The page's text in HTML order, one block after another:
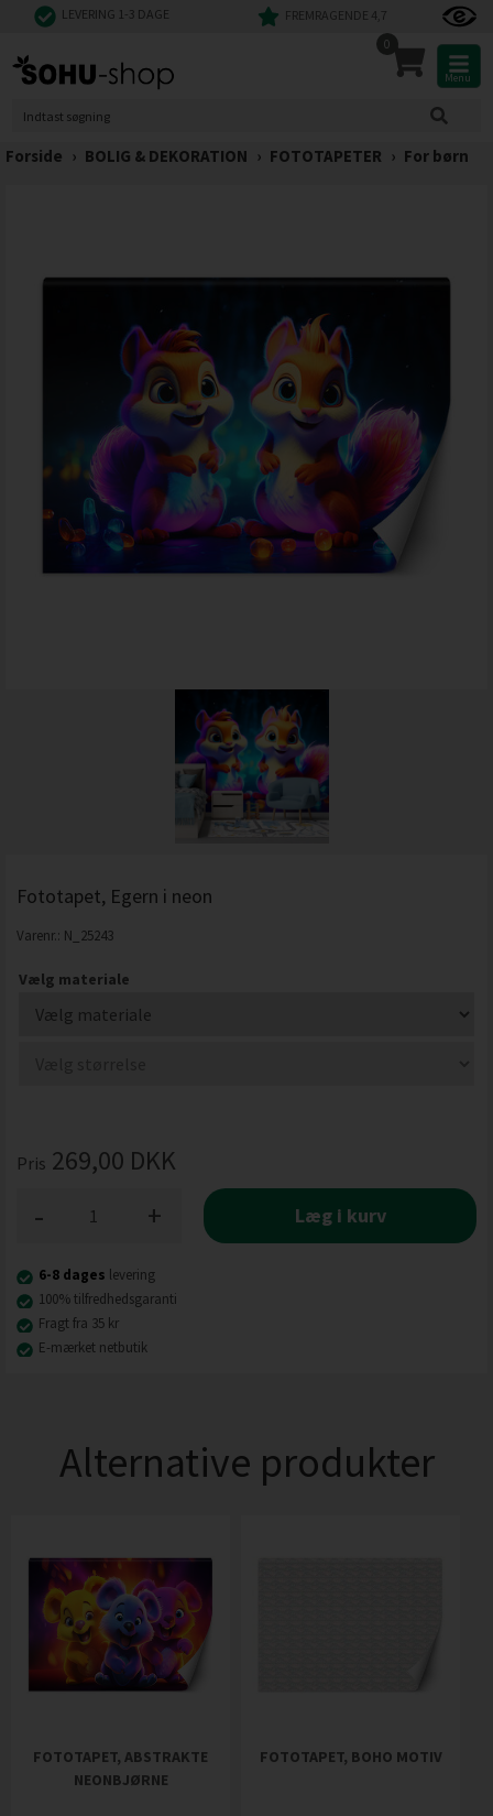
LEVERING 1-3 DAGE FREMRAGENDE 4,7
0
Menu
Forside › BOLIG & DEKORATION › FOTOTAPETER › For børn
Fototapet, Egern i neon
Varenr.: N_25243
Vælg materiale
Pris 269,00 DKK
+
- Læg i kurv
6-8 dages levering
100% tilfredhedsgaranti
Fragt fra 35 kr
E-mærket netbutik
Alternative produkter
FOTOTAPET, ABSTRAKTE
NEONBJØRNE
FOTOTAPET, BOHO MOTIV